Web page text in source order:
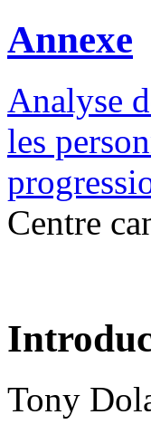
Annexe
Analyse
les
Centre
Tony